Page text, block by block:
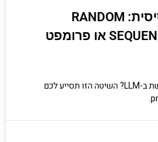
אבטחת LLM בסיסית: RANDOM
SEQUENCE ENCLOSURE או פרומפט
מפתחים מערכת שמשתמשת ב-LLM? השיטה הזו תסייע לכם